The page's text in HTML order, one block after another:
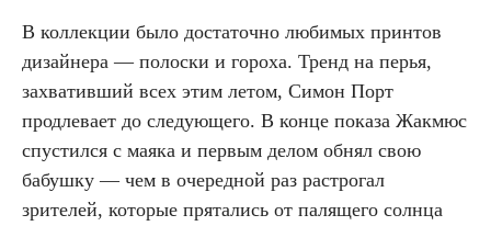
В коллекции было достаточно любимых принтов
дизайнера — полоски и гороха. Тренд на перья,
захвативший всех этим летом, Симон Порт
продлевает до следующего. В конце показа Жакмюс
спустился с маяка и первым делом обнял свою
бабушку — чем в очередной раз растрогал
зрителей, которые прятались от палящего солнца